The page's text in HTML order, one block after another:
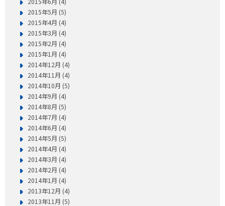
2015年5月 (5)
2015年4月 (4)
2015年3月 (4)
2015年2月 (4)
2015年1月 (4)
2014年12月 (4)
2014年11月 (4)
2014年10月 (5)
2014年9月 (4)
2014年8月 (5)
2014年7月 (4)
2014年6月 (4)
2014年5月 (5)
2014年4月 (4)
2014年3月 (4)
2014年2月 (4)
2014年1月 (4)
2013年12月 (4)
2013年11月 (5)